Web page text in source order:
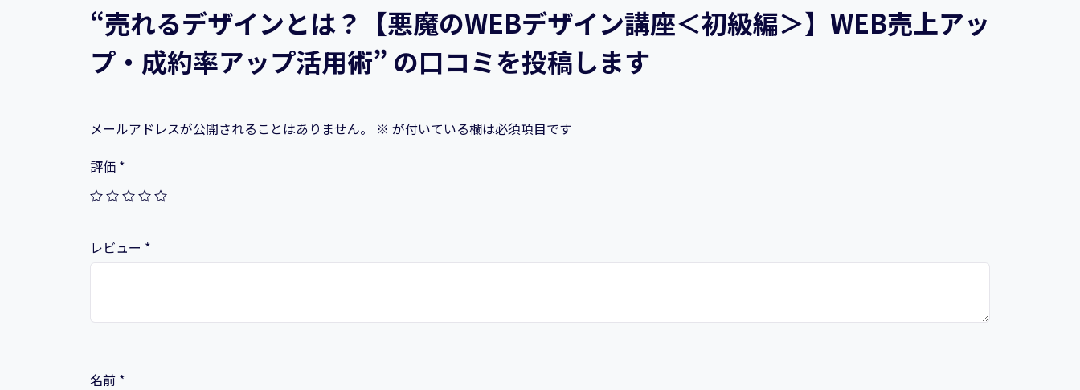
ザ
イ
ン
講
＜
初
“売れるデザインとは？【悪魔のWEBデザイン講座＜初級編＞】WEB売上アッ
プ・成約率アップ活用術” の口コミを投稿します
メールアドレスが公開されることはありません。 ※ が付いている欄は必須項目です
評価 *
レビュー *
名前 *